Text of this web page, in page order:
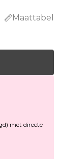
Maattabel
met directe